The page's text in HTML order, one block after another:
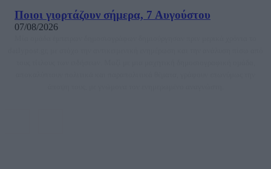
Ποιοι γιορτάζουν σήμερα, 7 Αυγούστου
07/08/2026